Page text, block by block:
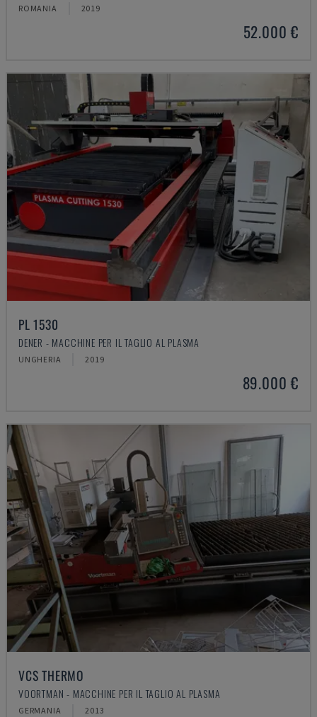
ROMANIA 2019
52.000 €
PL 1530
DENER - MACCHINE PER IL TAGLIO AL PLASMA
UNGHERIA 2019
89.000 €
VCS THERMO
VOORTMAN - MACCHINE PER IL TAGLIO AL PLASMA
GERMANIA 2013